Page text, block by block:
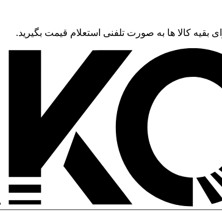
بقیه کالا ها به صورت تلفنی استعلام قیمت بگیرید.